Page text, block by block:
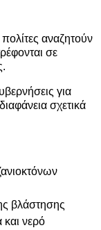
αναζητούν
σε
για
σχετικά
βλάστησης
και νερό